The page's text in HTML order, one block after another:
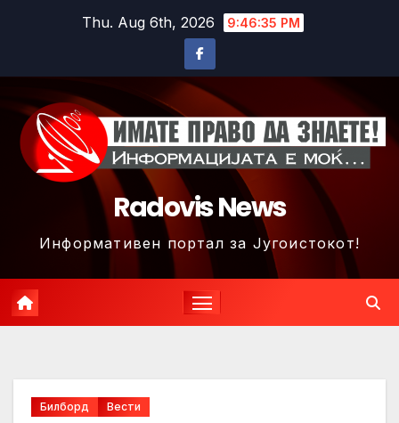
Thu. Aug 6th, 2026 9:46:37 PM
Radovis News
Информативен портал за Југоистокот!
Билборд Вести